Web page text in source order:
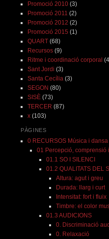
Promoció 2010(3)
Promoció 2011 (2)
Promoció 2012 (2)
Promoció 2015 (1)
QUART(68)
Recursos(9)
Ritme i coordinació corporal
Sant Jordi (3)
Santa Cecília (3)
SEGON (80)
SISÈ(73)
TERCER (87)
x(103)
PÀGINES
0 RECURSOS Música i dansa
01 Percepció, comprensió
01.1 SO I SILENCI
01.2 QUALITATS DEL
Altura: agut i greu
Durada: llarg i curt
Intensitat: fort i fluix
Timbre: el color
01.3 AUDICIONS
0. Discriminació
0. Relaxació